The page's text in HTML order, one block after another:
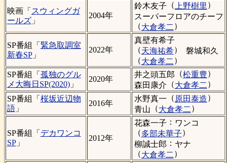
映画「 スウィングガ
ールズ」
2004年
鈴木友子 （ 上野樹里 ）
スーパーフロアのチーフ
（大倉孝二 ）
SP番組「 緊急取調室
新春SP」
2022年
真壁有希子
（天海祐希）
磐城和久
（大倉孝二 ）
SP番組「 孤独のグル
メ大晦日SP(2020)」
2020年
井之頭五郎 （松重豊）
森田康介 （大倉孝二 ）
SP番組「 桜坂近辺物
語」
2016年
水野真一 （ 原田泰造）
青山 （大倉孝二 ）
SP番組「 デカワンコ
SP」
2012年
花森一子 ： ワンコ
（多部未華子）
柳誠士郎 ： ヤナ
（大倉孝二 ）